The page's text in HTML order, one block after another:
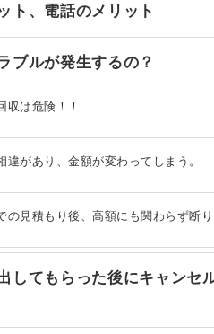
ト、電話のメリット
ブルが発生するの？
収は危険！！
違があり、金額が変わってしまう。
の見積もり後、高額にも関わらず断
してもらった後にキャンセ